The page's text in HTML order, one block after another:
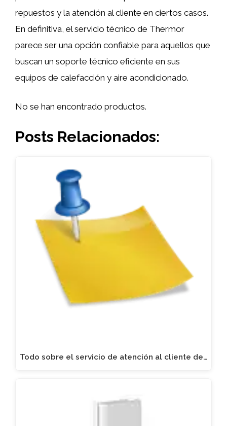
repuestos y la atención al cliente en ciertos casos.
En definitiva, el servicio técnico de Thermor
parece ser una opción confiable para aquellos que
buscan un soporte técnico eficiente en sus
equipos de calefacción y aire acondicionado.
No se han encontrado productos.
Posts Relacionados:
Todo sobre el servicio de atención al cliente de…